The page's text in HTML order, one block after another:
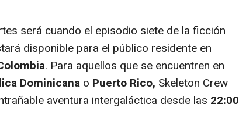
será cuando el episodio siete de la ficción
disponible para el público residente en
. Para aquellos que se encuentren en
Dominicana o Puerto Rico, Skeleton Crew
aventura intergaláctica desde las 22:00